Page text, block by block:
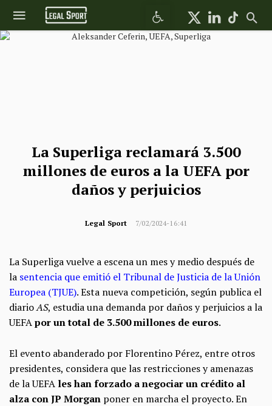
Abrir barra de herramientas
La Superliga reclamará 3.500
millones de euros a la UEFA por
daños y perjuicios
Legal Sport 7/02/2024-16:41
La Superliga vuelve a escena un mes y medio después de
la sentencia que emitió el Tribunal de Justicia de la Unión
Europea (TJUE). Esta nueva competición, según publica el
diarioAS, estudia una demanda por daños y perjuicios a la
UEFApor un total de 3.500 millones de euros.
El evento abanderado por Florentino Pérez, entre otros
presidentes, considera que las restricciones y amenazas
de la UEFA les han forzado a negociar un crédito al
alza con JP Morgan poner en marcha el proyecto. En